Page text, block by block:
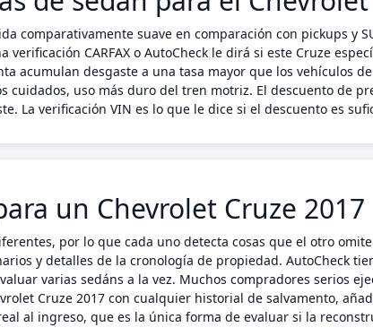
comparativamente suave en comparación con pickups y
verificación CARFAX o AutoCheck le dirá si este Cruze
acumulan desgaste a una tasa mayor que los vehículos
cuidados, uso más duro del tren motriz. El descuento de
La verificación VIN es lo que le dice si el descuento es
un Chevrolet Cruze 2017
por lo que cada uno detecta cosas que el otro
y detalles de la cronología de propiedad. AutoCheck
varias sedáns a la vez. Muchos compradores serios
Cruze 2017 con cualquier historial de salvamento,
al ingreso, que es la única forma de evaluar si la